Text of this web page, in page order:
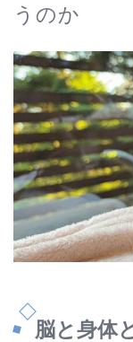
うのか
脳と身体